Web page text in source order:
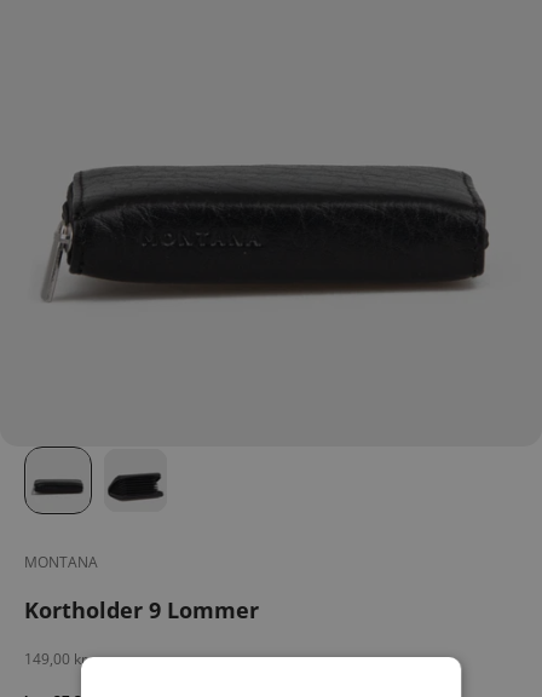
MONTANA
Kortholder 9 Lommer
Salgspris
149,00 kr